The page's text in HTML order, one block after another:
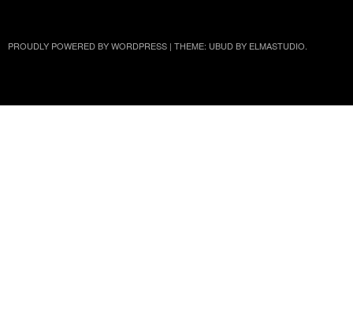
PROUDLY POWERED BY WORDPRESS | THEME: UBUD BY ELMASTUDIO